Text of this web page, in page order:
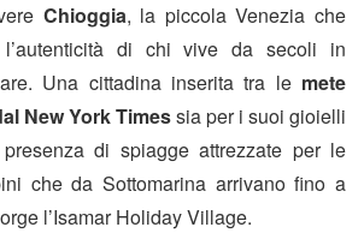
Chioggia, la piccola Venezia che
l’autenticità di chi vive da secoli in
Una cittadina inserita tra le mete
New York Timessia per i suoi gioielli
di spiagge attrezzate per le
che da Sottomarina arrivano fino a
l’Isamar Holiday Village.